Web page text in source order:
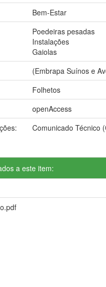
Bem-Estar
Poedeiras pesadas
Instalações
Gaiolas
(Embrapa Suínos e
Folhetos
openAccess
Comunicado Técnico
a este item: